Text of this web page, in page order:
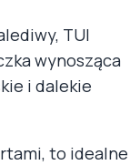
TUI
wynosząca
i dalekie
to idealne